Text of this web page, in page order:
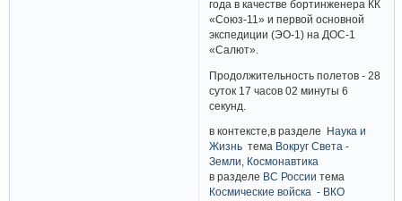
года в качестве бортинженера КК
«Союз-11» и первой основной
экспедиции (ЭО-1) на ДОС-1
«Салют».
Продолжительность полетов - 28
суток 17 часов 02 минуты 6
секунд.
в контексте,в разделе
Наука и
Жизнь тема Вокруг Света -
Земли, Космонавтика
в разделе ВС России тема
Космические войска - ВКО